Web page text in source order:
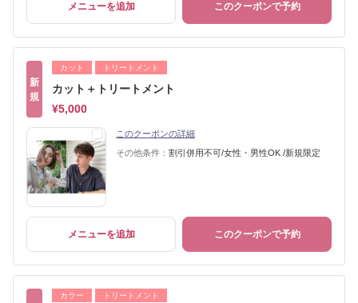
メニューを追加 このクーポンで予約
新
規
カット トリートメント
カット＋トリートメント
¥5,000
このクーポンの詳細
その他条件： 割引併用不可/女性・男性OK /新規限定
メニューを追加 このクーポンで予約
カラー トリートメント